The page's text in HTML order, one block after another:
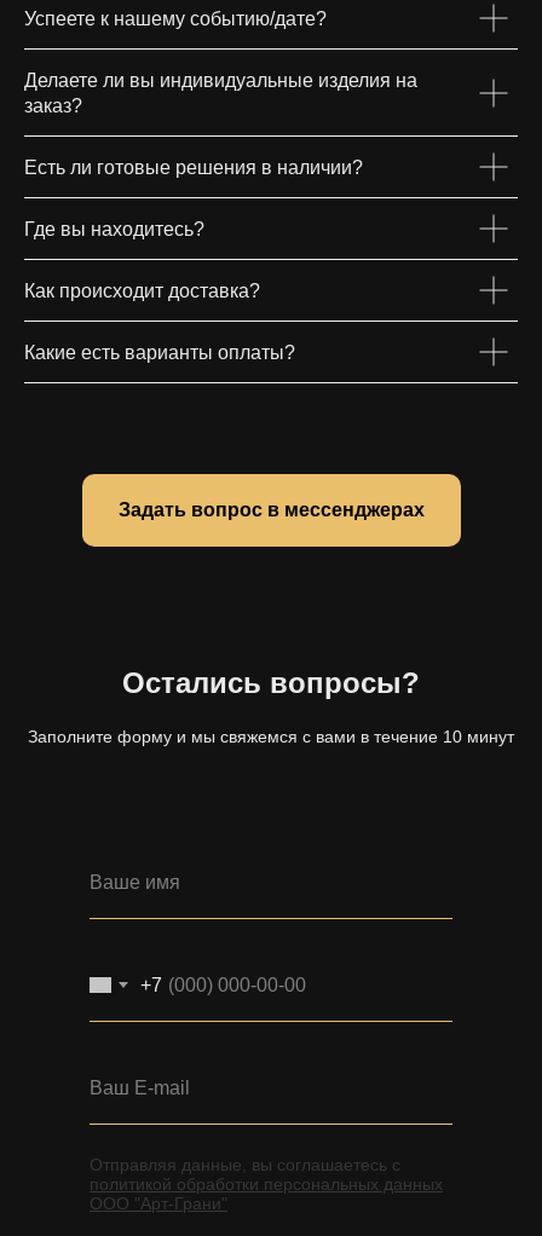
Успеете к нашему событию/дате?
Делаете ли вы индивидуальные изделия на
заказ?
Есть ли готовые решения в наличии?
Где вы находитесь?
Как происходит доставка?
Какие есть варианты оплаты?
Задать вопрос в мессенджерах
Остались вопросы?
Заполните форму и мы свяжемся с вами в течение 10 минут
+7
Отправляя данные, вы соглашаетесь с
политикой обработки персональных данных
ООО "Арт-Грани"